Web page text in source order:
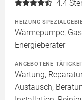
4.4
HEIZUNG
Wärmepumpe,
Energieberater
ANGEBOTENE
Wartung,
Austausch,